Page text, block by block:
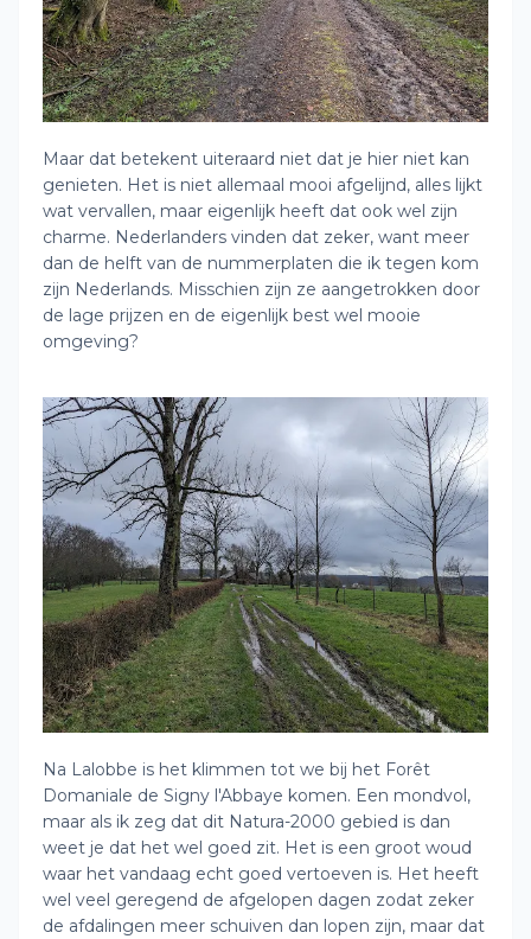
Maar dat betekent uiteraard niet dat je hier niet kan
genieten. Het is niet allemaal mooi afgelijnd, alles lijkt
wat vervallen, maar eigenlijk heeft dat ook wel zijn
charme. Nederlanders vinden dat zeker, want meer
dan de helft van de nummerplaten die ik tegen kom
zijn Nederlands. Misschien zijn ze aangetrokken door
de lage prijzen en de eigenlijk best wel mooie
omgeving?
Na Lalobbe is het klimmen tot we bij het Forêt
Domaniale de Signy l'Abbaye komen. Een mondvol,
maar als ik zeg dat dit Natura-2000 gebied is dan
weet je dat het wel goed zit. Het is een groot woud
waar het vandaag echt goed vertoeven is. Het heeft
wel veel geregend de afgelopen dagen zodat zeker
de afdalingen meer schuiven dan lopen zijn, maar dat